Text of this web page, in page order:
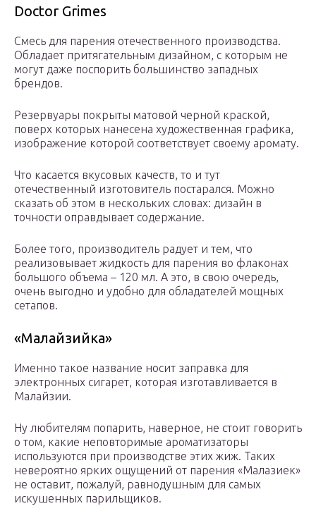
Doctor Grimes
Смесь для парения отечественного производства.
Обладает притягательным дизайном, с которым не
могут даже поспорить большинство западных
брендов.
Резервуары покрыты матовой черной краской,
поверх которых нанесена художественная графика,
изображение которой соответствует своему аромату.
Что касается вкусовых качеств, то и тут
отечественный изготовитель постарался. Можно
сказать об этом в нескольких словах: дизайн в
точности оправдывает содержание.
Более того, производитель радует и тем, что
реализовывает жидкость для парения во флаконах
большого объема – 120 мл. А это, в свою очередь,
очень выгодно и удобно для обладателей мощных
сетапов.
«Малайзийка»
Именно такое название носит заправка для
электронных сигарет, которая изготавливается в
Малайзии.
Ну любителям попарить, наверное, не стоит говорить
о том, какие неповторимые ароматизаторы
используются при производстве этих жиж. Таких
невероятно ярких ощущений от парения «Малазиек»
не оставит, пожалуй, равнодушным для самых
искушенных парильщиков.